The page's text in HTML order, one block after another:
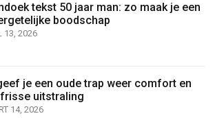
tekst 50 jaar man: zo maak je een
boodschap
13, 2026
je een oude trap weer comfort en
uitstraling
14, 2026